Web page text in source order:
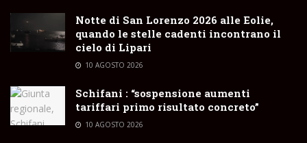
Notte di San Lorenzo 2026 alle Eolie,
quando le stelle cadenti incontrano il
cielo di Lipari
10 AGOSTO 2026
Schifani : “sospensione aumenti
tariffari primo risultato concreto”
10 AGOSTO 2026